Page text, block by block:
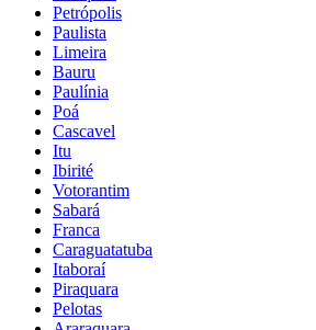
Petrópolis
Paulista
Limeira
Bauru
Paulínia
Poá
Cascavel
Itu
Ibirité
Votorantim
Sabará
Franca
Caraguatatuba
Itaboraí
Piraquara
Pelotas